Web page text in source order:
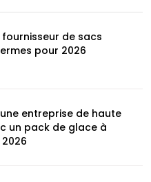
de sacs
pour 2026
entreprise de haute
un pack de glace à